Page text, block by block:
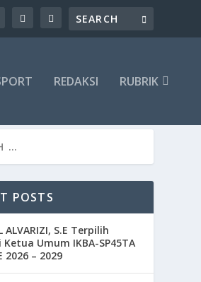
REDAKSI RUBRIK
POSTS
ALVARIZI, S.E Terpilih
Umum IKBA-SP45TA
2026 – 2029